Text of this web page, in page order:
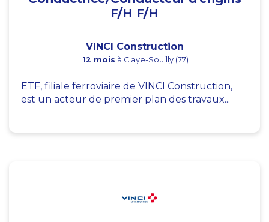
F/H F/H
VINCI Construction
12 mois à Claye-Souilly (77)
ETF, filiale ferroviaire de VINCI Construction,
est un acteur de premier plan des travaux...